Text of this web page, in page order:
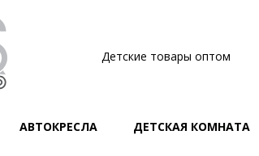
Детские товары оптом
АВТОКРЕСЛА ДЕТСКАЯ КОМНАТА